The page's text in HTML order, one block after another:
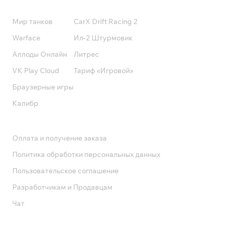
Мир танков
Warface
Аллоды Онлайн
VK Play Cloud
Браузерные игры
Калибр
CarX Drift Racing 2
Ил-2 Штурмовик
Литрес
Тариф «Игровой»
Оплата и получение заказа
Политика обработки персональных данных
Пользовательское соглашение
Разработчикам и Продавцам
Чат